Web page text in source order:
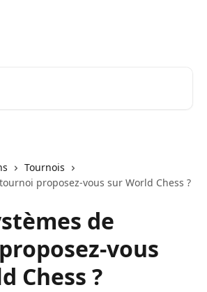
Tournois
proposez-vous sur World Chess ?
de
vous
Chess ?